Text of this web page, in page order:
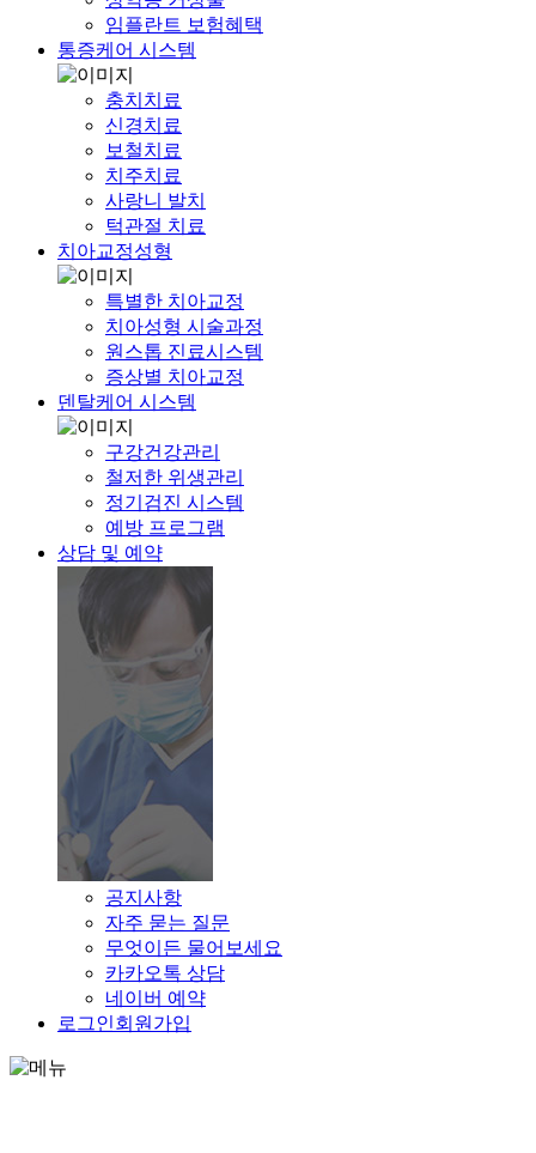
임플란트 보험혜택
통증케어 시스템
충치치료
신경치료
보철치료
치주치료
사랑니 발치
턱관절 치료
치아교정성형
특별한 치아교정
치아성형 시술과정
원스톱 진료시스템
증상별 치아교정
덴탈케어 시스템
구강건강관리
철저한 위생관리
정기검진 시스템
예방 프로그램
상담 및 예약
공지사항
자주 묻는 질문
무엇이든 물어보세요
카카오톡 상담
네이버 예약
로그인회원가입